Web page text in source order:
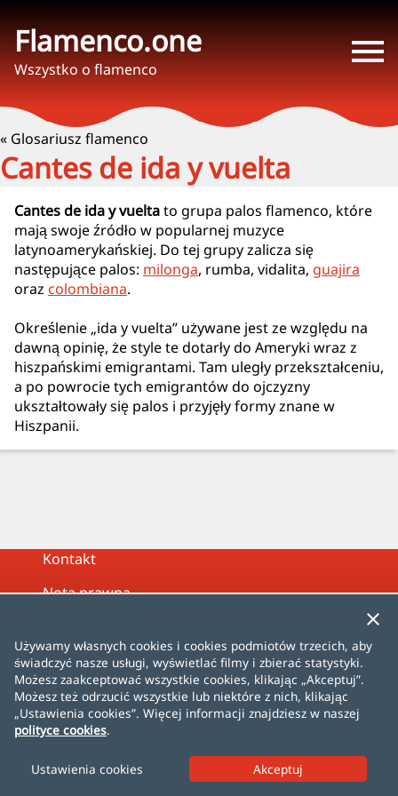
Flamenco.one
Wszystko o flamenco
« Glosariusz flamenco
Cantes de ida y vuelta
Cantes de ida y vueltato grupa palos flamenco, które
mają swoje źródło w popularnej muzyce
latynoamerykańskiej. Do tej grupy zalicza się
następujące palos: milonga, rumba, vidalita, guajira
oraz colombiana.
Określenie „ida y vuelta” używane jest ze względu na
dawną opinię, że style te dotarły do Ameryki wraz z
hiszpańskimi emigrantami. Tam uległy przekształceniu,
a po powrocie tych emigrantów do ojczyzny
ukształtowały się palos i przyjęły formy znane w
Hiszpanii.
Kontakt
Nota prawna
Polityka plików cookie
Mapa strony
ItalianoPortuguêsčeštinadanskNederlands
norskpolskiromână 日本語한국어Türkçe
AlhambraDeGranada.org InSpain.org
Używamy własnych cookies i cookies podmiotów trzecich, aby
świadczyć nasze usługi, wyświetlać filmy i zbierać statystyki.
Możesz zaakceptować wszystkie cookies, klikając „Akceptuj”.
Możesz też odrzucić wszystkie lub niektóre z nich, klikając
„Ustawienia cookies”. Więcej informacji znajdziesz w naszej
polityce cookies.
Ustawienia cookies